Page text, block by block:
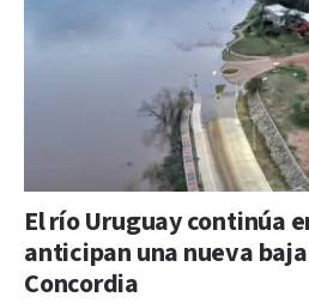
El río Uruguay continúa
anticipan una nueva
Concordia